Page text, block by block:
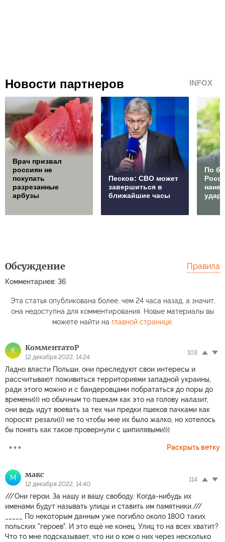
Новости партнеров INFOX
Врач призвал
россиян не
покупать
разрезанные
арбузы
Песков: СВО может
завершиться в
ближайшие часы
По
удар
Обсуждение
Комментариев: 36
Правила
Эта статья опубликована более, чем 24 часа назад, а значит,
она недоступна для комментирования. Новые материалы вы
можете найти на главной странице.
К КомментатоP
12 декабря 2022, 14:24
103
Ладно власти Польши, они преследуют свои интересы и
рассчитывают поживиться территориями западной украины,
ради этого можно и с бандеровцами побрататься до поры до
времени))) но обычным то пшекам как это на голову налазит,
они ведь идут воевать за тех чьи предки пшеков пачками как
поросят резали))) не то чтобы мне их было жалко, но хотелось
бы понять как такое провернули с шипилявыми)))
Раскрыть ветку
М макс
12 декабря 2022, 14:40
114
///Они герои. За нашу и вашу свободу. Когда-нибудь их
именами будут называть улицы и ставить им памятники.///
_____ По некоторым данным уже погибло около 1800 таких
польских "героев". И это ещё не конец. Улиц то на всех хватит?
Что то мне подсказывает, что ни о ком о них через несколько